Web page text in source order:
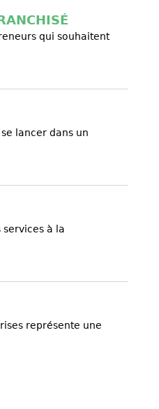
qui souhaitent
lancer dans un
à la
représente une